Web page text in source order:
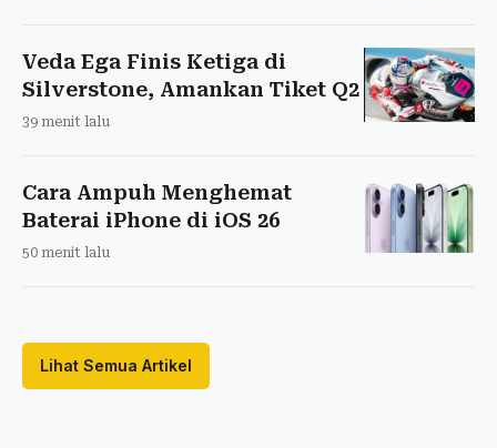
Veda Ega Finis Ketiga di
Silverstone, Amankan Tiket Q2
39 menit lalu
Cara Ampuh Menghemat
Baterai iPhone di iOS 26
50 menit lalu
Lihat Semua Artikel